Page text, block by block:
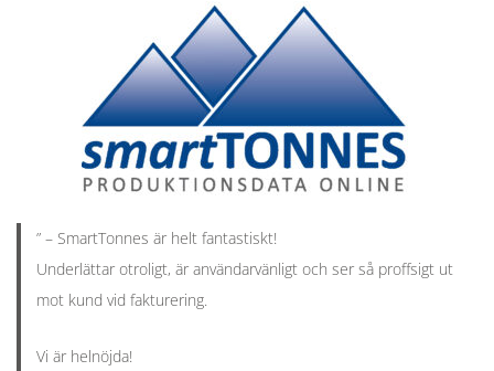
” – SmartTonnes är helt fantastiskt!
Underlättar otroligt, är användarvänligt och ser så proffsigt ut
mot kund vid fakturering.
Vi är helnöjda!